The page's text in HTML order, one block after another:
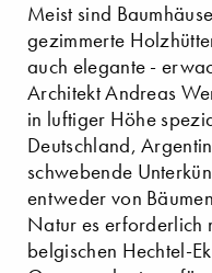
Meist sind
gezimmerte
auch elegante -
Architekt Andreas
in luftiger Höhe
Deutschland,
schwebende
entweder von
Natur es erforderlich
belgischen Hechtel-